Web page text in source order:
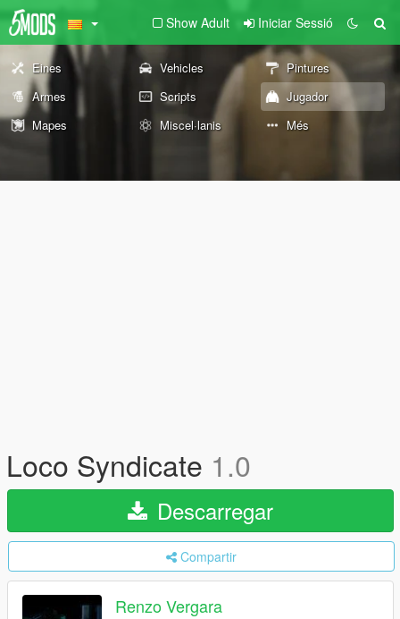
Show Adult Iniciar Sessió
Eines Vehicles
Pintures
Armes
Scripts
Jugador
Mapes
Miscel·lanis Més
Loco Syndicate 1.0
Descarregar
Compartir
Renzo Vergara